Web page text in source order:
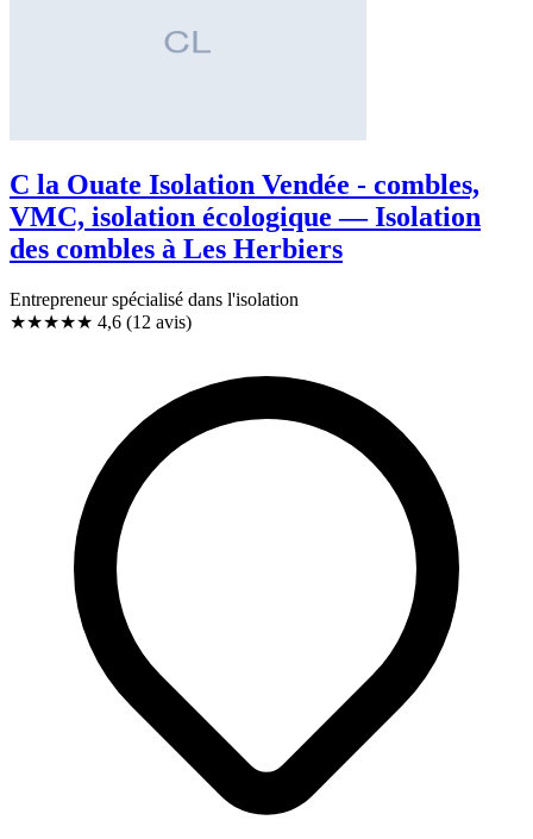
C la Ouate Isolation Vendée - combles,
VMC, isolation écologique — Isolation
des combles à Les Herbiers
Entrepreneur spécialisé dans l'isolation
★★★★★ 4,6 (12 avis)